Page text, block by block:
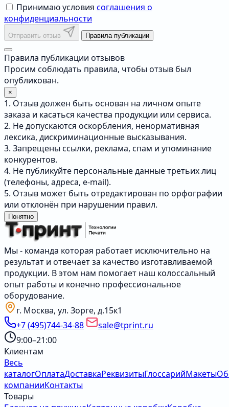
Принимаю условия соглашения о
конфиденциальности
Отправить отзыв Правила публикации
Правила публикации отзывов
Просим соблюдать правила, чтобы отзыв был
опубликован.
×
1. Отзыв должен быть основан на личном опыте
заказа и касаться качества продукции или сервиса.
2. Не допускаются оскорбления, ненормативная
лексика, дискриминационные высказывания.
3. Запрещены ссылки, реклама, спам и упоминание
конкурентов.
4. Не публикуйте персональные данные третьих лиц
(телефоны, адреса, e-mail).
5. Отзыв может быть отредактирован по орфографии
или отклонён при нарушении правил.
Понятно
Мы - команда которая работает исключительно на
результат и отвечает за качество изготавливаемой
продукции. В этом нам помогает наш колоссальный
опыт работы и конечно профессиональное
оборудование.
г. Москва, ул. Зорге, д.15к1
+7 (495)744-34-88
sale@tprint.ru
9:00–21:00
Клиентам
Весь
каталогОплатаДоставкаРеквизитыГлоссарийМакеты
компанииКонтакты
Товары